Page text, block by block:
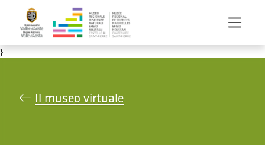
Salta al contenuto principale
}
Il museo virtuale